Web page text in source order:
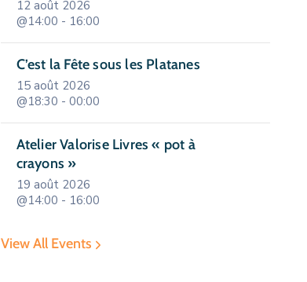
12 août 2026
@14:00 - 16:00
C’est la Fête sous les Platanes
15 août 2026
@18:30 - 00:00
Atelier Valorise Livres « pot à
crayons »
19 août 2026
@14:00 - 16:00
View All Events